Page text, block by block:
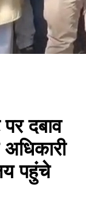
दबाव
पहुंचे